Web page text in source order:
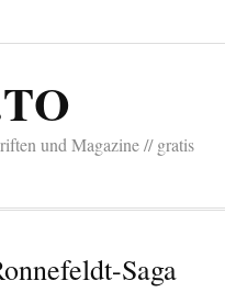
und Magazine // gratis
Saga